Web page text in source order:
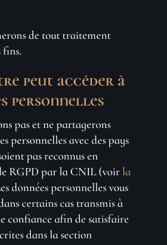
de tout traitement
fins.
peut accéder à
personnelles
pas et ne partagerons
personnelles avec des pays
pas reconnus en
RGPD par la CNIL (voirla
données personnelles vous
certains cas transmis à
confiance afin de satisfaire
dans la section